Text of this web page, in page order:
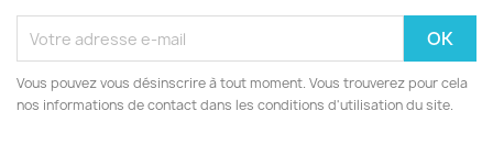
Vous pouvez vous désinscrire à tout moment. Vous trouverez pour cela
nos informations de contact dans les conditions d'utilisation du site.